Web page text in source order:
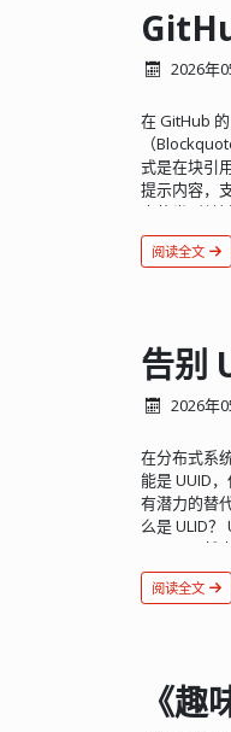
地址与互联
DELETE 方
之下，
最小长度仅
送请求。
须确认收
NON、ACK
应。 NON：
答。 RST：
RST 消息。
1.00-1.31
bit， 代表
不变。但在
必须对其进
个设置，使
option 可选
请求或者响
的端口等。
payload 标
如果存在
个设备可
coap://
2026年
在 GitHub
（
式是在块引
提示内容，
中的类型关
下 5 种提示
充说明，用
示例： >
键信息。 >
析效果（取
键信息。
染。 内容支
等。 使用建
免连续堆叠
其他
阅读全文
告别
2026年
在分布式系
能是 UUID
有潜力的替
么是 ULID
一，又天
的冲突 时间
个标准的
阅读全文
《